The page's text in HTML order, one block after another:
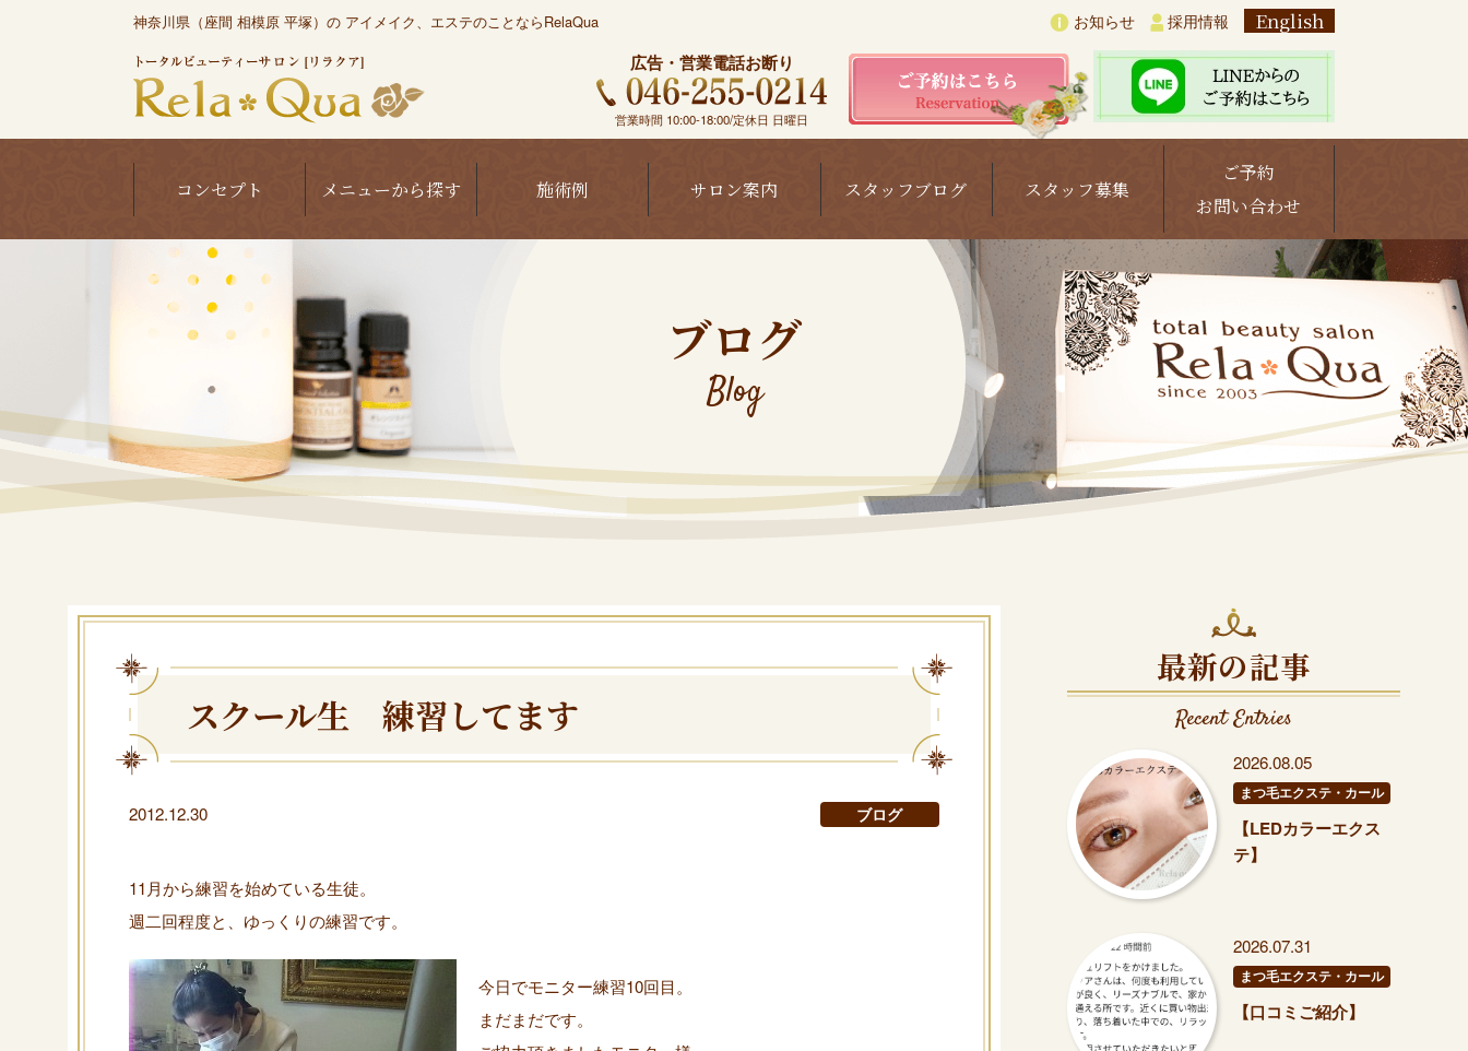
神奈川県（座間 相模原 平塚）の アイメイク、エステのことならRelaQua お知らせ 採用情報 English
広告・営業電話お断り
営業時間 10:00-18:00/定休日 日曜日
コンセプト メニューから探す 施術例 サロン案内 スタッフブログ スタッフ募集
ご予約
お問い合わせ
ブログ
Blog
スクール生 練習してます
2012.12.30 ブログ
11月から練習を始めている生徒。
週二回程度と、ゆっくりの練習です。
今日でモニター練習10回目。
まだまだです。
最新の記事
Recent Entries
2026.08.05
まつ毛エクステ・カール
【LEDカラーエクス
テ】
2026.07.31
まつ毛エクステ・カール
【口コミご紹介】